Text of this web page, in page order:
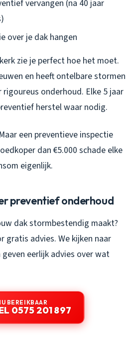
vervangen (na 40 jaar
over je dak hangen
zie je perfect hoe het moet.
en heeft ontelbare stormen
onderhoud. Elke 5 jaar
herstel waar nodig.
een preventieve inspectie
dan €5.000 schade elke
eigenlijk.
preventief onderhoud
dak stormbestendig maakt?
gratis advies. We kijken naar
eerlijk advies over wat
BEREIKBAAR
0575 201 897